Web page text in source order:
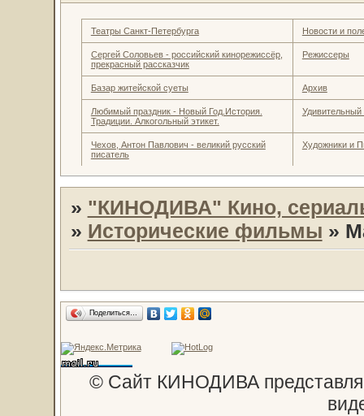
Театры Санкт-Петербурга Новости и
Сергей Соловьев - российский кинорежиссёр,
прекрасный рассказчик
Режиссеры
Базар житейской суеты Архив
Любимый праздник - Новый Год.История.
Традиции. Алкогольный этикет.
Чехов, Антон Павлович - великий русский
писатель
Художники и
» "КИНОДИВА" Кино,
» Исторические фильмы »
Поделиться…
© Сайт КИНОДИВА